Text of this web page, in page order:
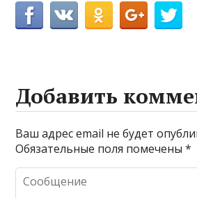
Добавить
Ваш адрес email не будет
Обязательные поля помечены*